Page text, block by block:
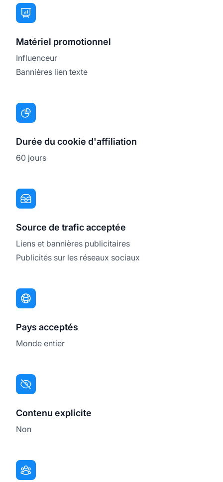
Matériel promotionnel
Influenceur
Bannières lien texte
Durée du cookie d'affiliation
60 jours
Source de trafic acceptée
Liens et bannières publicitaires
Publicités sur les réseaux sociaux
Pays acceptés
Monde entier
Contenu explicite
Non